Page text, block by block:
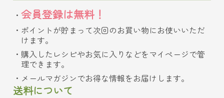
会員登録は無料！
ポイントが貯まって次回のお買い物にお使いいただ
けます。
購入したレシピやお気に入りなどをマイページで管
理できます。
メールマガジンでお得な情報をお届けします。
送料について